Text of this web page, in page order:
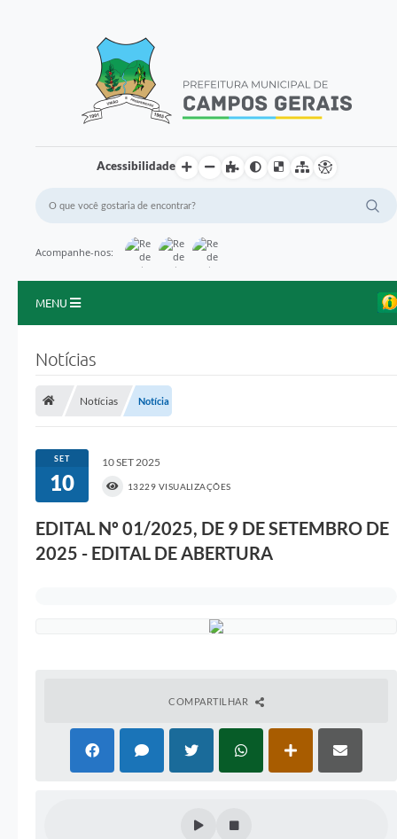
Acessibilidade
Acompanhe-nos:
MENU
Portal da Transparência
Secretarias
Notícias
Notícias Notícia
SET
10
10 SET 2025
13229 VISUALIZAÇÕES
EDITAL Nº 01/2025, DE 9 DE SETEMBRO DE
2025 - EDITAL DE ABERTURA
COMPARTILHAR